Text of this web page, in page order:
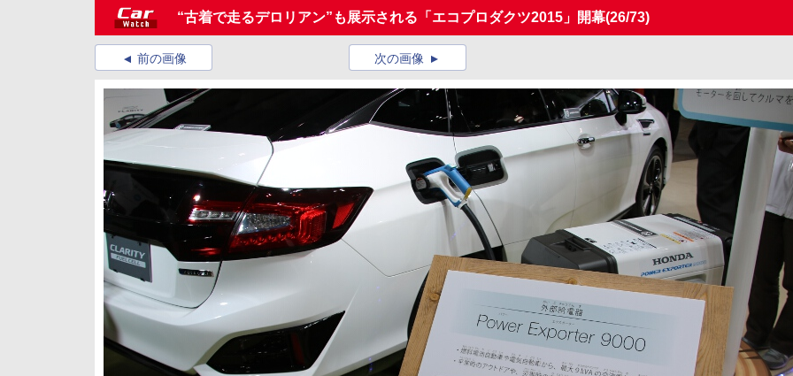
“古着で走るデロリアン”も展示される「エコプロダクツ2015」開幕(26/73)
前の画像 次の画像